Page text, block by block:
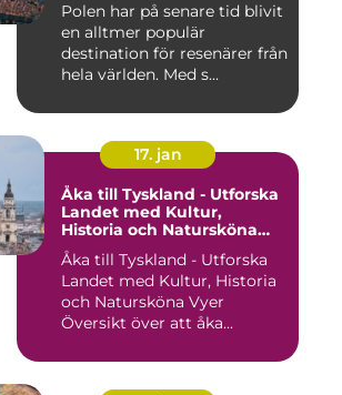
Polen har på senare tid blivit
en alltmer populär
destination för resenärer från
hela världen. Med s...
17. jan
Åka till Tyskland - Utforska
Landet med Kultur,
Historia och Natursköna
Vyer
Åka till Tyskland - Utforska
Landet med Kultur, Historia
och Natursköna Vyer
Översikt över att åka...